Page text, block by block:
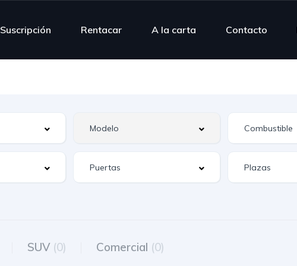
Suscripción Rentacar A la carta Contacto
SUV (0) Comercial (0)